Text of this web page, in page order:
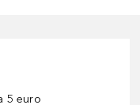
5 euro